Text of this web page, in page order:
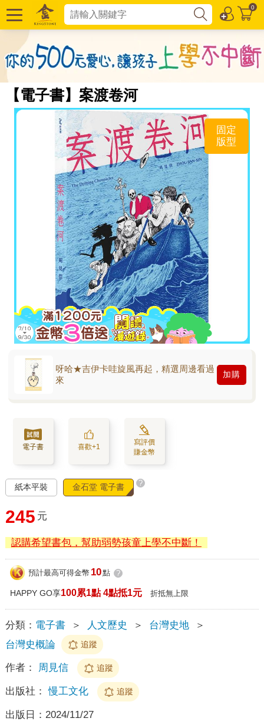
0
【電子書】案渡卷河
固定
版型
呀哈★吉伊卡哇旋風再起，精選周邊看過
來
加購
電子書 喜歡+1
寫評價
賺金幣
紙本平裝 金石堂 電子書 ?
245 元
認購希望書包，幫助弱勢孩童上學不中斷！
預計最高可得金幣 10點 ?
HAPPY GO享100累1點 4點抵1元 折抵無上限
分類： 電子書 ＞ 人文歷史 ＞ 台灣史地
＞
台灣史概論
追蹤
作者： 周見信 追蹤
出版社： 慢工文化 追蹤
出版日： 2024/11/27